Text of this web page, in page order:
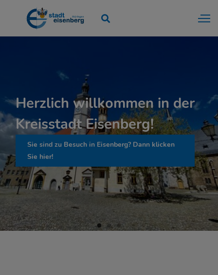
Herzlich willkommen in der
Kreisstadt Eisenberg!
Sie sind zu Besuch in Eisenberg? Dann klicken
Sie hier!